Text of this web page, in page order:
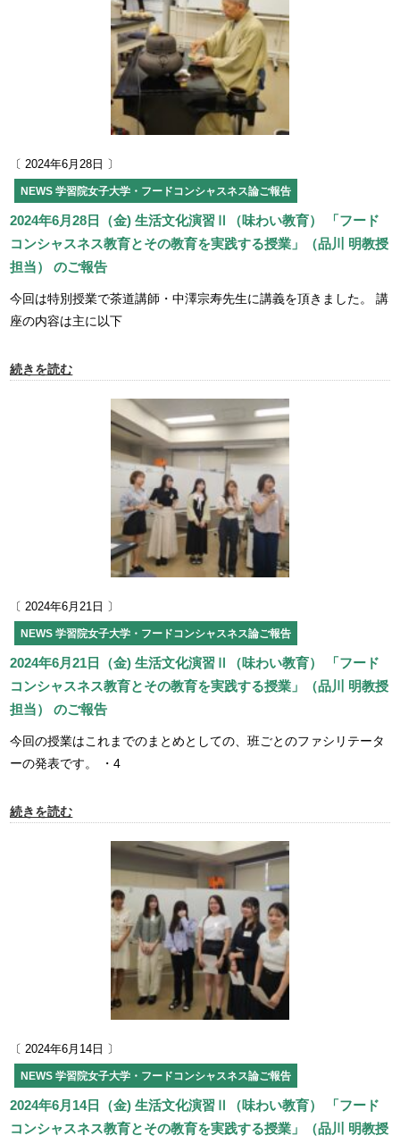
〔 2024年6月28日 〕
NEWS 学習院女子大学・フードコンシャスネス論ご報告
2024年6月28日（金) 生活文化演習Ⅱ（味わい教育） 「フード
コンシャスネス教育とその教育を実践する授業」（品川 明教授
担当） のご報告
今回は特別授業で茶道講師・中澤宗寿先生に講義を頂きました。 講
座の内容は主に以下
続きを読む
〔 2024年6月21日 〕
NEWS 学習院女子大学・フードコンシャスネス論ご報告
2024年6月21日（金) 生活文化演習Ⅱ（味わい教育） 「フード
コンシャスネス教育とその教育を実践する授業」（品川 明教授
担当） のご報告
今回の授業はこれまでのまとめとしての、班ごとのファシリテータ
ーの発表です。 ・4
続きを読む
〔 2024年6月14日 〕
NEWS 学習院女子大学・フードコンシャスネス論ご報告
2024年6月14日（金) 生活文化演習Ⅱ（味わい教育） 「フード
コンシャスネス教育とその教育を実践する授業」（品川 明教授